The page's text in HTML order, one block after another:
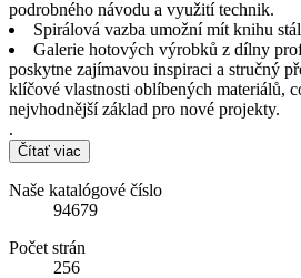
podrobného návodu a využití technik.
Spirálová vazba umožní mít knihu
Galerie hotových výrobků z dílny
poskytne zajímavou inspiraci a stručný
klíčové vlastnosti oblíbených materiálů,
nejvhodnější základ pro nové projekty.
.
Čítať viac
Naše katalógové číslo
94679
Počet strán
256